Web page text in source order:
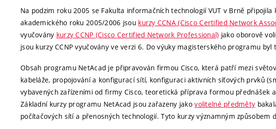
Na podzim roku 2005 se Fakulta informačních technologií VUT v Brně
akademického roku 2005/2006 jsou kurzy CCNA (Cisco Certified Network
vyučovány kurzy CCNP (Cisco Certified Network Professional) jako oborově
jsou kurzy CCNP vyučovány ve verzi 6. Do výuky magisterského programu
Obsah programu NetAcad je připravován firmou Cisco, která patří mezi
kabeláže, propojování a konfigurací sítí, konfiguraci aktivních síťových prvků
vybavených zařízeními od firmy Cisco, teoretická příprava formou přednášek
Základní kurzy programu NetAcad jsou zařazeny jakovolitelné předměty
počítačových sítí a přenosných technologií. Tyto kurzy významným